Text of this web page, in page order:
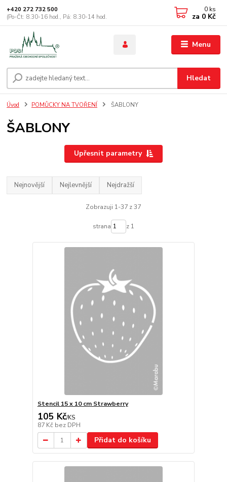
Menu
Hledat
+420 272 732 500
(Po-Čt: 8.30-16 hod., Pá: 8.30-14 hod.
0 ks
za 0 Kč
Úvod POMŮCKY NA TVOŘENÍ ŠABLONY
ŠABLONY
Upřesnit parametry
Nejnovější Nejlevnější Nejdražší
Zobrazuji 1-37 z 37
strana z 1
Stencil 15 x 10 cm Strawberry
105 Kč/KS
87 Kč bez DPH
Přidat do košíku